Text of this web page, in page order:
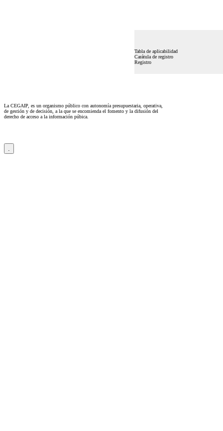
Tabla de aplicabilidad
Carátula de registro
Registro
La CEGAIP, es un organismo público con autonomía presupuestaria, operativa,
de gestión y de decisión, a la que se encomienda el fomento y la difusión del
derecho de acceso a la información púbica.